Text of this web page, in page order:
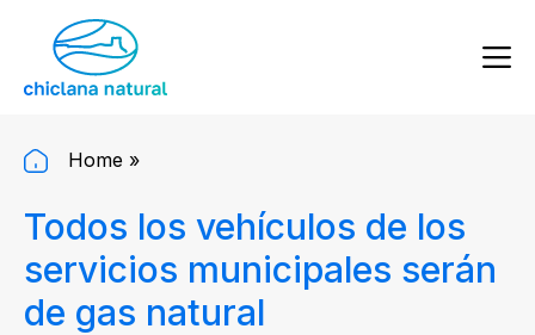
Home »
Todos los vehículos de los
servicios municipales serán
de gas natural